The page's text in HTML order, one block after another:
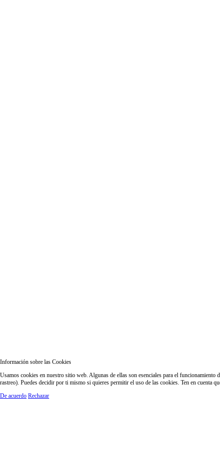
Información sobre las Cookies
Usamos cookies en nuestro sitio web. Algunas de ellas son esenciales para el
rastreo). Puedes decidir por ti mismo si quieres permitir el uso de las cookies. Ten en cuenta
De acuerdo Rechazar